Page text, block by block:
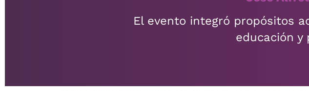
El evento integró propósitos
educación y